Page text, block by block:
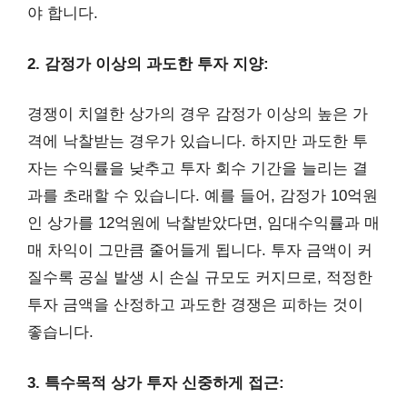
야 합니다.
2. 감정가 이상의 과도한 투자 지양:
경쟁이 치열한 상가의 경우 감정가 이상의 높은 가
격에 낙찰받는 경우가 있습니다. 하지만 과도한 투
자는 수익률을 낮추고 투자 회수 기간을 늘리는 결
과를 초래할 수 있습니다. 예를 들어, 감정가 10억원
인 상가를 12억원에 낙찰받았다면, 임대수익률과 매
매 차익이 그만큼 줄어들게 됩니다. 투자 금액이 커
질수록 공실 발생 시 손실 규모도 커지므로, 적정한
투자 금액을 산정하고 과도한 경쟁은 피하는 것이
좋습니다.
3. 특수목적 상가 투자 신중하게 접근: